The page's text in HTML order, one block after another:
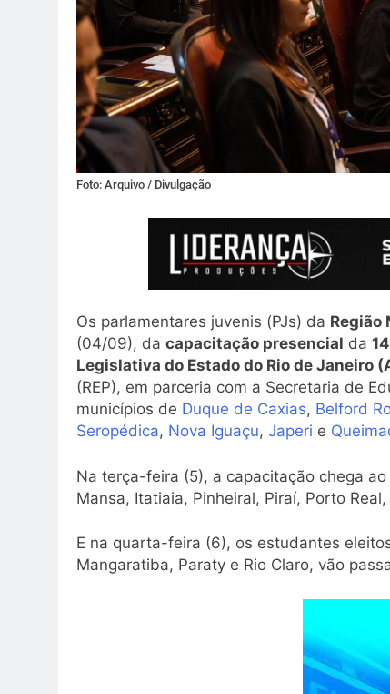
Foto: Arquivo / Divulgação
Os parlamentares juvenis (PJs) da Região
(04/09), da capacitação presencial da
Legislativa do Estado do Rio de Janeiro
(REP), em parceria com a Secretaria de
municípios de Duque de Caxias, Belford
Seropédica, Nova Iguaçu, Japeri e
Na terça-feira (5), a capacitação chega ao
Mansa, Itatiaia, Pinheiral, Piraí, Porto
E na quarta-feira (6), os estudantes
Mangaratiba, Paraty e Rio Claro, vão